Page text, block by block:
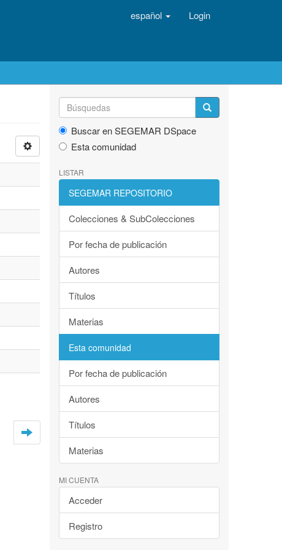
español Login
Buscar en SEGEMAR DSpace
Esta comunidad
LISTAR
SEGEMAR REPOSITORIO
Colecciones & SubColecciones
Por fecha de publicación
Autores
Títulos
Materias
Esta comunidad
Por fecha de publicación
Autores
Títulos
Materias
MI CUENTA
Acceder
Registro